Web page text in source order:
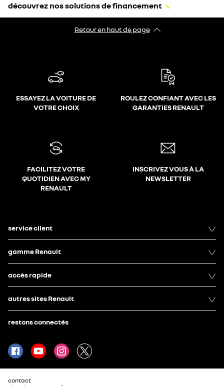
découvrez nos solutions de financement
Retour en haut de page
ESSAYEZ LA VOITURE DE
VOTRE CHOIX
ROULEZ CONFIANT AVEC LES
GARANTIES RENAULT
FACILITEZ VOTRE
QUOTIDIEN AVEC MY
RENAULT
INSCRIVEZ VOUS À LA
NEWSLETTER
service client
gamme Renault
accès rapide
autres sites Renault
restons connectés
contact